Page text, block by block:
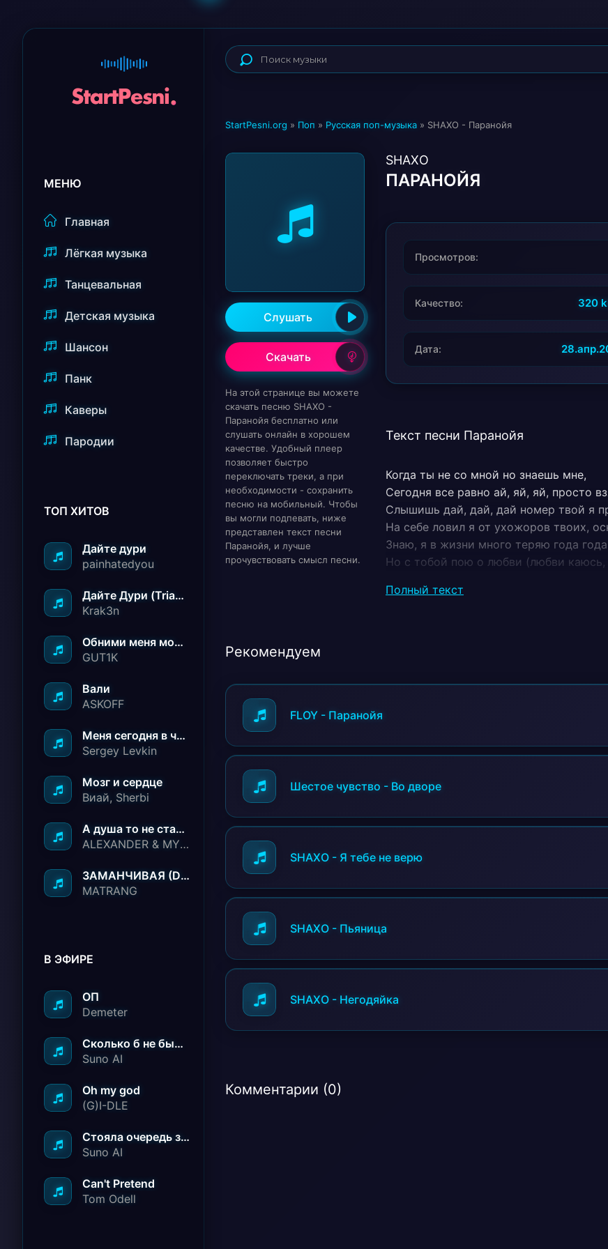
МЕНЮ
Главная
Лёгкая музыка
Танцевальная
Детская музыка
Шансон
Панк
Каверы
Пародии
ТОП ХИТОВ
Дайте дури
painhatedyou
Дайте Дури (Triad Remix)
Krak3n
Обними меня молча ничего не говори
GUT1K
Вали
ASKOFF
Меня сегодня в чёрный список занесли
Sergey Levkin
Мозг и сердце
Виай, Sherbi
А душа то не стареет
ALEXANDER & MY FAMILY
ЗАМАНЧИВАЯ (Deep House Remix)
MATRANG
В ЭФИРЕ
ОП
Demeter
Сколько б не было вам лет не грустите
Suno AI
Oh my god
(G)I-DLE
Стояла очередь за радостью
Suno AI
Can't Pretend
Tom Odell
StartPesni.org » Поп » Русская поп-музыка » SHAXO - Паранойя
Слушать
Скачать
На этой странице вы можете
скачать песню SHAXO -
Паранойя бесплатно или
слушать онлайн в хорошем
качестве. Удобный плеер
позволяет быстро
переключать треки, а при
необходимости - сохранить
песню на мобильный. Чтобы
вы могли подпевать, ниже
представлен текст песни
Паранойя, и лучше
прочувствовать смысл песни.
SHAXO
ПАРАНОЙЯ
Просмотров:
Качество: 320
Дата:
Текст песни Паранойя
Когда ты не со мной но знаешь мне,
Сегодня все равно ай, яй, яй, просто
Слышишь дай, дай, дай номер твой я
На себе ловил я от ухожоров твоих,
Знаю, я в жизни много теряю года
Но с тобой пою о любви (любви каюсь,
Ты паранойя, с тобой я как будто бы
Полный текст
Рекомендуем
FLOY - Паранойя
Шестое чувство - Во дворе
SHAXO - Я тебе не верю
SHAXO - Пьяница
SHAXO - Негодяйка
Комментарии (0)